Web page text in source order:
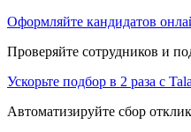
Оформляйте кандидатов
Проверяйте сотрудников и
Ускорьте подбор в 2 раза с
Автоматизируйте сбор